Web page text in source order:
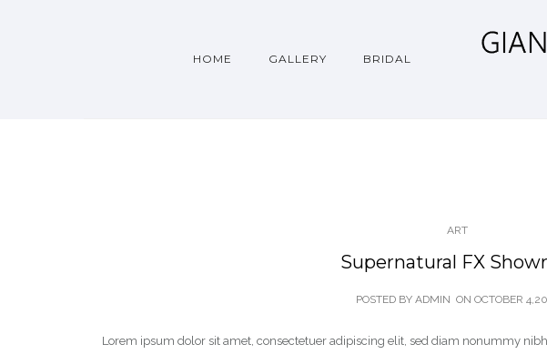
HOME GALLERY BRIDAL
ART
Supernatural FX
POSTED BY ADMIN ON OCTOBER
Lorem ipsum dolor sit amet, consectetuer adipiscing elit, sed diam nonummy